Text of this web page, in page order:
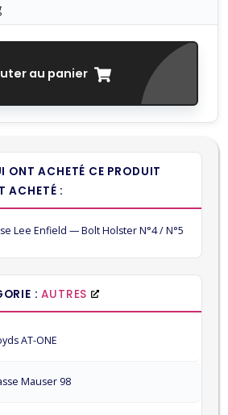
au panier
ONT ACHETÉ CE PRODUIT
ACHETÉ :
Lee Enfield — Bolt Holster N°4 / N°5
:AUTRES
AT-ONE
Mauser 98